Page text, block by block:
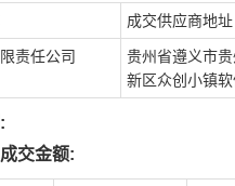
成交供应商地址
责任公司
贵州省遵义市
新区众创小镇
交金额: